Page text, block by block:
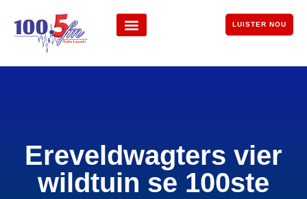
LUISTER NOU
Ereveldwagters vier
wildtuin se 100ste